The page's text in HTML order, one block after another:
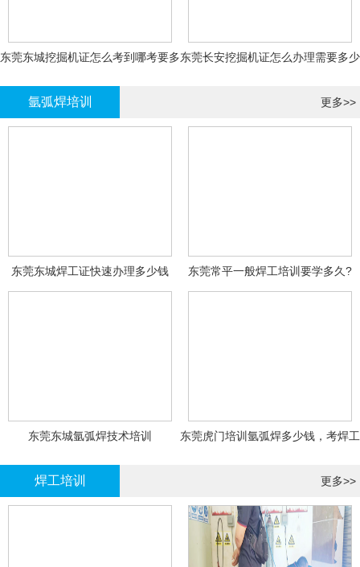
东莞东城挖掘机证怎么考到哪考要多东莞长安挖掘机证怎么办理需要多少
氩弧焊培训 更多>>
东莞东城焊工证快速办理多少钱 东莞常平一般焊工培训要学多久?
东莞东城氩弧焊技术培训
东莞虎门培训氩弧焊多少钱，考焊工
焊工培训 更多>>